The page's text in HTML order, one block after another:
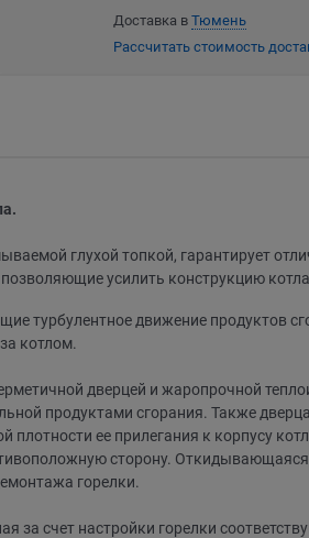
Доставка вТюмень
Рассчитать стоимость
глухой топкой, гарантирует
усилить конструкцию
турбулентное движение продуктов
котлом.
дверцей и жаропрочной
продуктами сгорания. Также
ее прилегания к корпусу
сторону.
горелки.
счет настройки горелки